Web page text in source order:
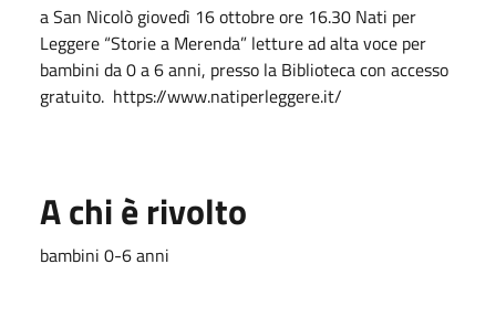
a San Nicolò giovedì 16 ottobre ore 16.30 Nati per
Leggere “Storie a Merenda” letture ad alta voce per
bambini da 0 a 6 anni, presso la Biblioteca con accesso
gratuito. https://www.natiperleggere.it/
A chi è rivolto
bambini 0-6 anni